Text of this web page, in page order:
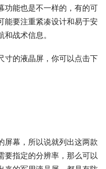
功能也是不一样的，有的可
能要注重紧凑设计和易于安
战术信息。
寸的液晶屏，你可以点击下
屏幕，所以说就列出这两款
要指定的分辨率，那么可以